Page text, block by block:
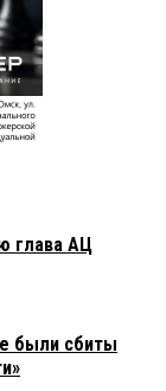
глава АЦ
были сбиты